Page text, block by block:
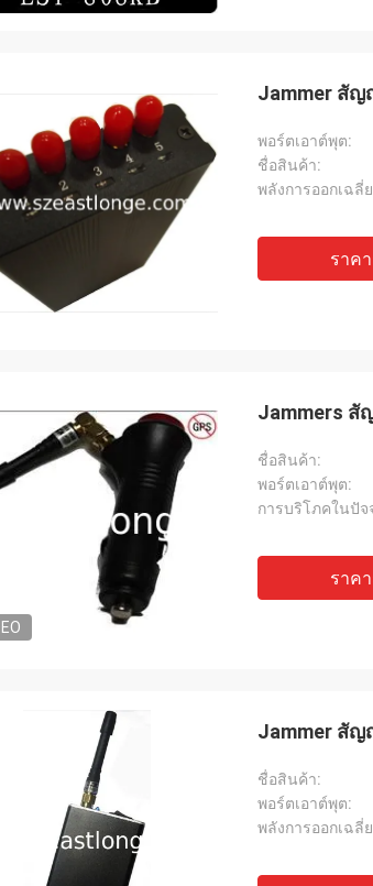
ยดี โอนไว โอนไว
ส่งเร็
Jammer สัญ
พอร์ตเอาต์พุต:
ชื่อสินค้า:
พลังการออกเฉลี่
ราค
Jammers สั
ชื่อสินค้า:
พอร์ตเอาต์พุต:
ราค
Jammer สัญ
ชื่อสินค้า:
พอร์ตเอาต์พุต:
พลังการออกเฉลี่